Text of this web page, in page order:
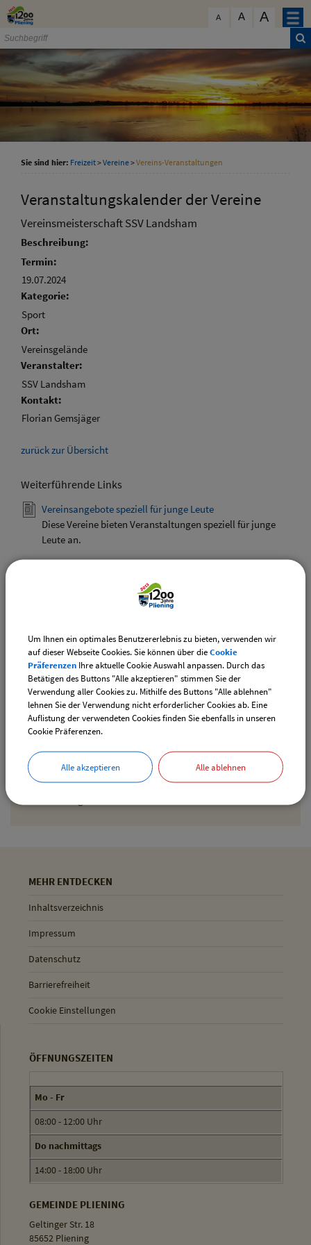
Zum Inhalt
A A A
Gemeinde Pliening
Geltinger Str. 18
Sie sind hier: Freizeit>Vereine>Vereins-Veranstaltungen
Veranstaltungskalender der Vereine
Vereinsmeisterschaft SSV Landsham
Beschreibung:
Termin:
19.07.2024
Kategorie:
Sport
Ort:
Vereinsgelände
Veranstalter:
SSV Landsham
Kontakt:
Florian Gemsjäger
zurück zur Übersicht
Weiterführende Links
Vereinsangebote speziell für junge Leute
Diese Vereine bieten Veranstaltungen speziell für junge
Leute an.
Den gewählten Termin als VCS-Kalenderdatei
Den gewählten Termin als iCal-Kalenderdatei
downloaden
Drucken
MEHR ENTDECKEN
Inhaltsverzeichnis
Impressum
Datenschutz
Barrierefreiheit
Cookie Einstellungen
ÖFFNUNGSZEITEN
Mo - Fr
08:00 - 12:00 Uhr
Do nachmittags
14:00 - 18:00 Uhr
GEMEINDE PLIENING
Geltinger Str. 18
85652 Pliening
Um Ihnen ein optimales Benutzererlebnis zu bieten, verwenden wir
auf dieser Webseite Cookies. Sie können über dieCookie
Präferenzen Ihre aktuelle Cookie Auswahl anpassen. Durch das
Betätigen des Buttons "Alle akzeptieren" stimmen Sie der
Verwendung aller Cookies zu. Mithilfe des Buttons "Alle ablehnen"
lehnen Sie der Verwendung nicht erforderlicher Cookies ab. Eine
Auflistung der verwendeten Cookies finden Sie ebenfalls in unseren
Cookie Präferenzen.
Alle akzeptieren Alle ablehnen
schließen